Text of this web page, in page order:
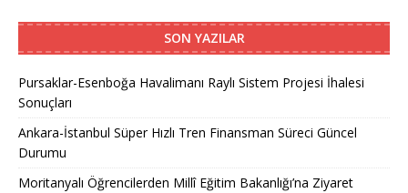
SON YAZILAR
Pursaklar-Esenboğa Havalimanı Raylı Sistem Projesi İhalesi
Sonuçları
Ankara-İstanbul Süper Hızlı Tren Finansman Süreci Güncel
Durumu
Moritanyalı Öğrencilerden Millî Eğitim Bakanlığı’na Ziyaret